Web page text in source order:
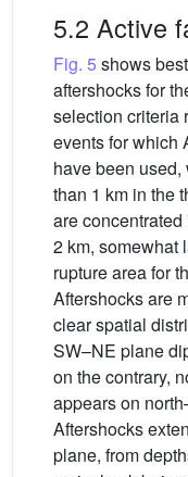
5.2 Active
Fig. 5 shows
aftershocks for
selection criteria
events for which
have been
than 1 km in the
are
2 km, somewhat
rupture area for
Aftershocks are
clear spatial
SW–NE plane
on the contrary,
appears on
Aftershocks
plane, from